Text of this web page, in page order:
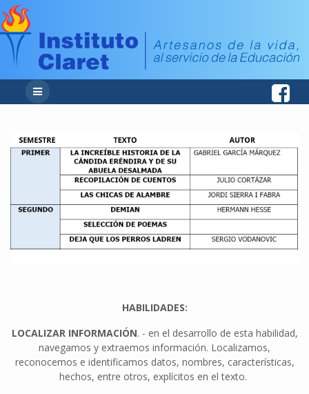
HABILIDADES:
LOCALIZAR INFORMACIÓN. - en el desarrollo de esta habilidad,
navegamos y extraemos información. Localizamos,
reconocemos e identificamos datos, nombres, características,
hechos, entre otros, explícitos en el texto.